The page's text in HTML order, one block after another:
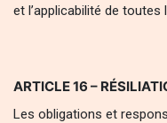
et l’applicabilité de
ARTICLE 16 –
Les obligations et